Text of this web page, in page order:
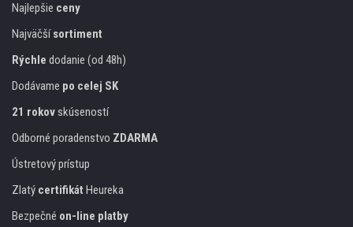
Najlepšie ceny
Najväčšísortiment
Rýchle dodanie (od 48h)
Dodávame po celej SK
21 rokovskúseností
Odborné poradenstvo ZDARMA
Ústretový prístup
Zlatý certifikát Heureka
Bezpečné on-line platby